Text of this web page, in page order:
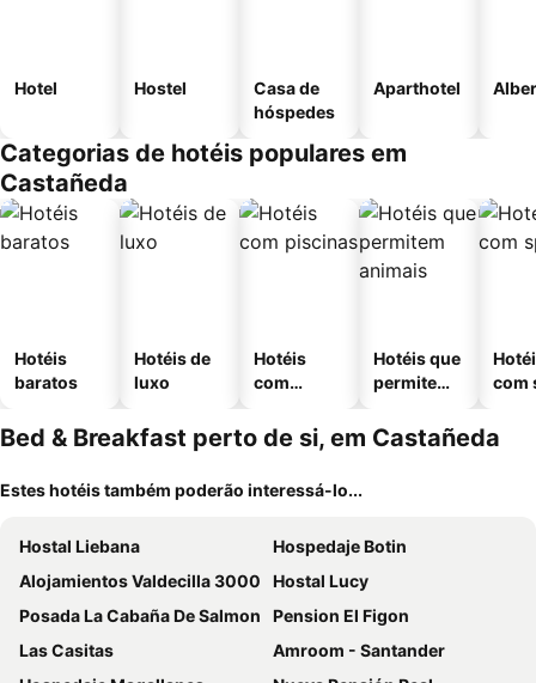
Hotel Hostel
Casa de
hóspedes
Aparthotel
Categorias de hotéis populares em
Castañeda
Hotéis
baratos
Hotéis de
luxo
Hotéis
com
Hotéis que
permitem
com
Bed & Breakfast perto de si, em Castañeda
Estes hotéis também poderão interessá-lo...
Hostal Liebana
Hospedaje Botin
Alojamientos Valdecilla 3000
Hostal Lucy
Posada La Cabaña De Salmon
Pension El Figon
Las Casitas
Amroom - Santander